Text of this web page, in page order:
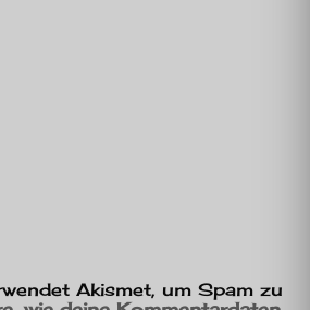
Akismet, um Spam zu